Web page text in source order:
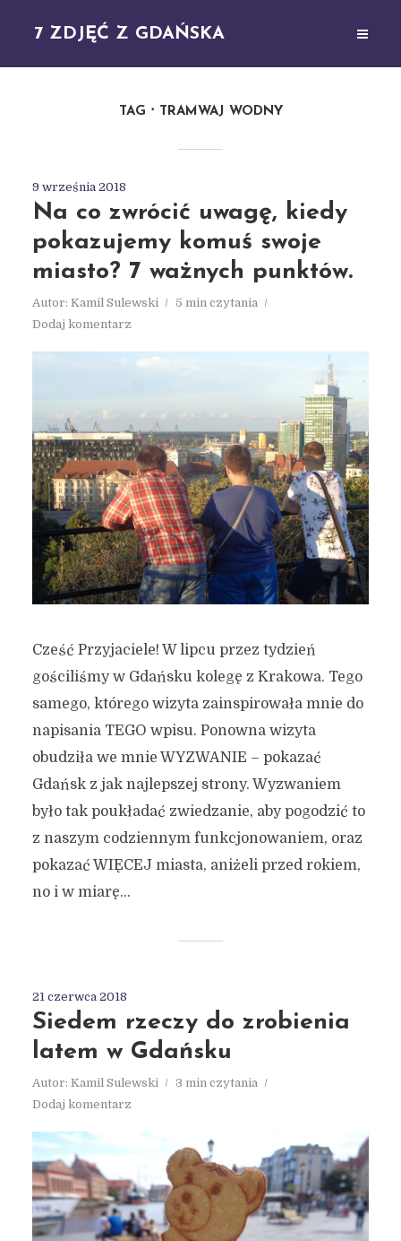
7 ZDJĘĆ Z GDAŃSKA
TAG TRAMWAJ WODNY
9 września 2018
Na co zwrócić uwagę, kiedy
pokazujemy komuś swoje
miasto? 7 ważnych punktów.
Autor: Kamil Sulewski
5 min czytania
Dodaj komentarz
Cześć Przyjaciele! W lipcu przez tydzień
gościliśmy w Gdańsku kolegę z Krakowa. Tego
samego, którego wizyta zainspirowała mnie do
napisania TEGO wpisu. Ponowna wizyta
obudziła we mnie WYZWANIE – pokazać
Gdańsk z jak najlepszej strony. Wyzwaniem
było tak poukładać zwiedzanie, aby pogodzić to
z naszym codziennym funkcjonowaniem, oraz
pokazać WIĘCEJ miasta, aniżeli przed rokiem,
no i w miarę...
21 czerwca 2018
Siedem rzeczy do zrobienia
latem w Gdańsku
Autor: Kamil Sulewski
3 min czytania
Dodaj komentarz